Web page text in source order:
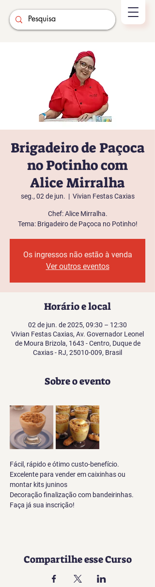
Brigadeiro de Paçoca
no Potinho com
Alice Mirralha
seg., 02 de jun.
  |
Vivian Festas Caxias
Chef: Alice Mirralha.
Tema: Brigadeiro de Paçoca no Potinho!
Os ingressos não estão à venda
Ver outros eventos
Horário e local
02 de jun. de 2025, 09:30 – 12:30
Vivian Festas Caxias, Av. Governador Leonel
de Moura Brizola, 1643 - Centro, Duque de
Caxias - RJ, 25010-009, Brasil
Sobre o evento
Fácil, rápido e ótimo custo-benefício.
Excelente para vender em caixinhas ou
montar kits juninos
Decoração finalização com bandeirinhas.
Faça já sua inscrição!
Compartilhe esse Curso